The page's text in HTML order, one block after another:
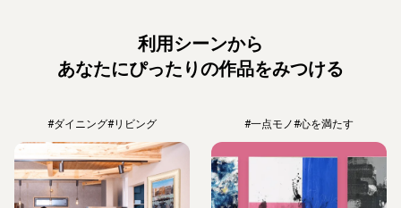
利用シーンから
あなたにぴったりの作品をみつける
#ダイニング#リビング #一点モノ#心を満たす